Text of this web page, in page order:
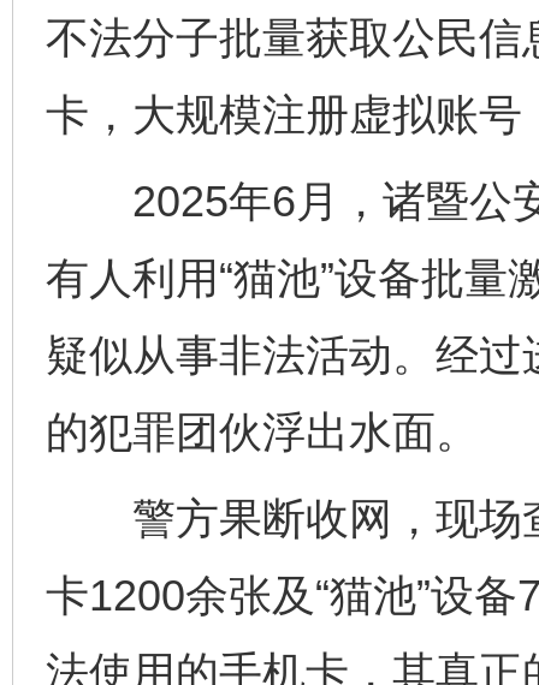
不法分子批量获取公民信
卡，大规模注册虚拟账
2025年6月，诸暨公
有人利用“猫池”设备批量
疑似从事非法活动。经
的犯罪团伙浮出水面。
警方果断收网，现场
卡1200余张及“猫池”设
法使用的手机卡，其真